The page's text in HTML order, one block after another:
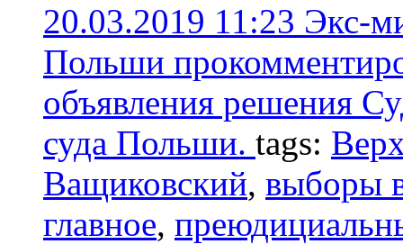
20.03.2019 11:23 Экс-
Польши
объявления решения
суда Польши. tags:
Ващиковский, выборы
главное,